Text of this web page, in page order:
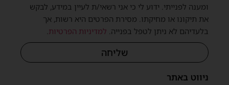
ניווט באתר
ומענה לפנייתי. ידוע לי כי אני רשאי/ת לעיין במידע, לבקש
את תיקונו או מחיקתו. מסירת הפרטים היא רשות, אך
בלעדיהם לא ניתן לטפל בפנייה.למדיניות הפרטיות.
שליחה